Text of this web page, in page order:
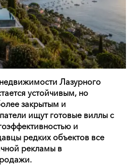
Лазурного
устойчивым, но
закрытым и
ищут готовые виллы с
и
редких объектов все
рекламы в